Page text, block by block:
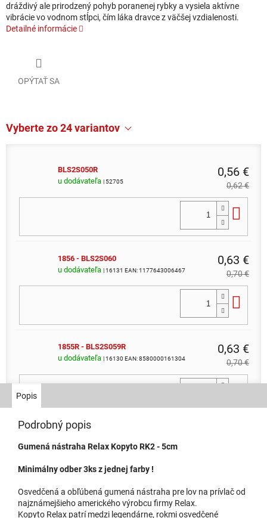
dráždivý ale prirodzený pohyb poranenej rybky a vysiela aktívne
vibrácie vo vodnom stĺpci, čím láka dravce z väčšej vzdialenosti.
Detailné informácie
OPÝTAŤ SA
Vyberte zo 24 variantov
BLS2S050R
u dodávateľa
| 52705
0,56 €
0,62 €
1856 - BLS2S060
u dodávateľa | 16131 EAN:1177643006467
0,63 €
0,70 €
1855R - BLS2S059R
u dodávateľa | 16130 EAN:8580000161304
0,63 €
0,70 €
u dodávateľa| 16129EAN: 1177640630733
Popis
Podrobný popis
Gumená nástraha Relax Kopyto RK2 - 5cm
Minimálny odber 3ks z jednej farby !
Osvedčená a obľúbená gumená nástraha pre lov na prívlač od
najznámejšieho amerického výrobcu firmy Relax.
Kopyto Relax patrí medzi legendárne, rokmi osvedčené